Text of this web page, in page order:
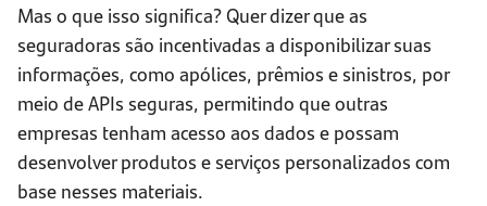
Mas o que isso significa? Quer dizer que as
seguradoras são incentivadas a disponibilizar suas
informações, como apólices, prêmios e sinistros, por
meio de APIs seguras, permitindo que outras
empresas tenham acesso aos dados e possam
desenvolver produtos e serviços personalizados com
base nesses materiais.